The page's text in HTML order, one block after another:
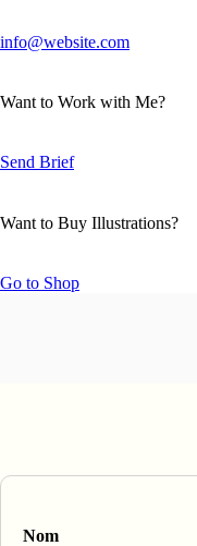
info@website.com
Want to Work with Me?
Send Brief
Want to Buy Illustrations?
Go to Shop
Nom